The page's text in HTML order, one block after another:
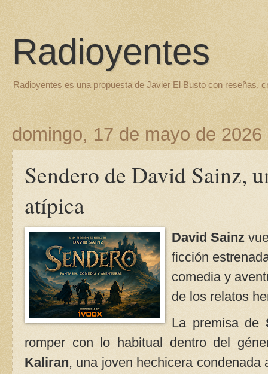
Radioyentes
Radioyentes es una propuesta de Javier El Busto con reseñas,
domingo, 17 de mayo de 2026
Sendero de David Sainz,
atípica
David Sainz
ficción
comedia y
de los relatos
La premisa de
romper con lo habitual dentro del
Kaliran, una joven hechicera